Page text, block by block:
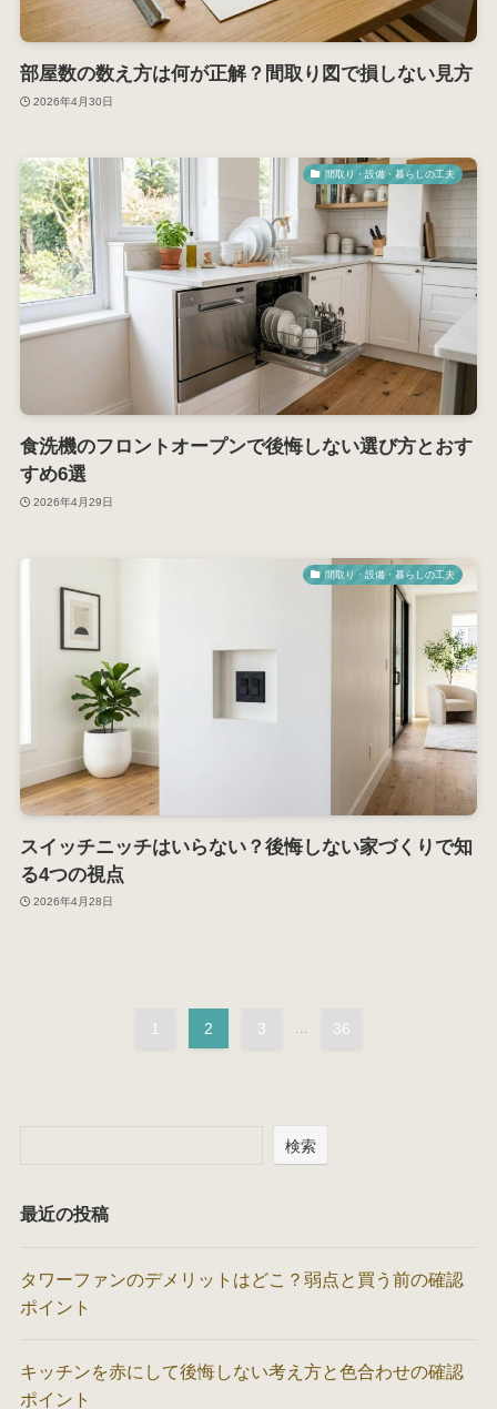
部屋数の数え方は何が正解？間取り図で損しない見方
2026年4月30日
間取り・設備・暮らしの工夫
食洗機のフロントオープンで後悔しない選び方とおす
すめ6選
2026年4月29日
間取り・設備・暮らしの工夫
スイッチニッチはいらない？後悔しない家づくりで知
る4つの視点
2026年4月28日
1 2 3 36
検索
最近の投稿
タワーファンのデメリットはどこ？弱点と買う前の確認
ポイント
キッチンを赤にして後悔しない考え方と色合わせの確認
ポイント